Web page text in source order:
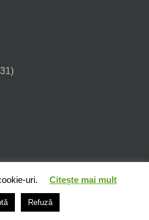
uri. Citește mai mult
Refuză